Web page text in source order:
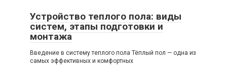
Устройство теплого пола: виды
систем, этапы подготовки и
монтажа
Введение в систему теплого пола Тёплый пол — одна из
самых эффективных и комфортных